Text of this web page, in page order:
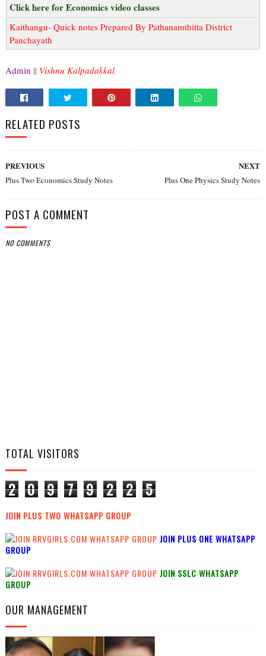
Click here for Economics video classes
Kaithangu- Quick notes Prepared By Pathanamthitta District
Panchayath
Admin || Vishnu Kalpadakkal
RELATED POSTS
NEXT
Plus One Physics Study Notes
PREVIOUS
Plus Two Economics Study Notes
POST A COMMENT
NO COMMENTS
TOTAL VISITORS
2 0 9 7 9 2 2 5
JOIN PLUS TWO WHATSAPP GROUP
JOIN PLUS ONE WHATSAPP
GROUP
JOIN SSLC WHATSAPP
GROUP
OUR MANAGEMENT